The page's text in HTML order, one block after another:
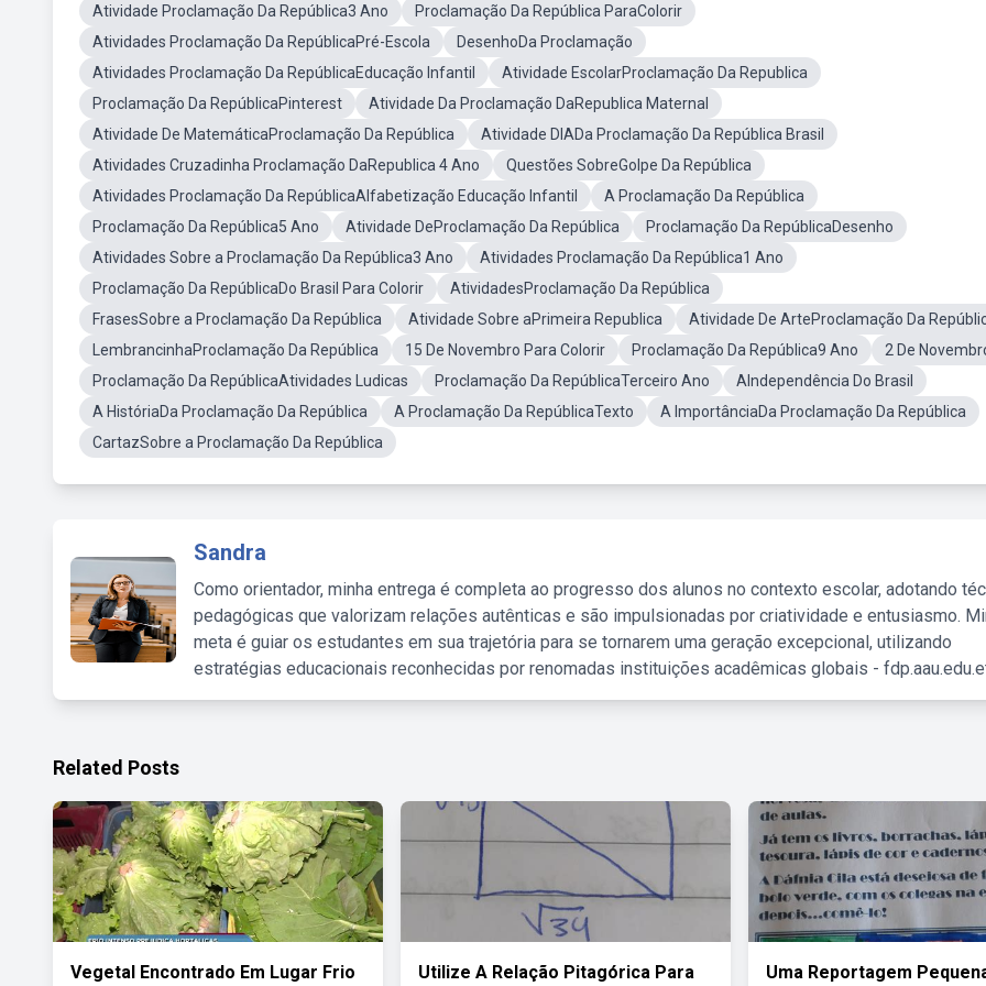
Atividade Proclamação Da República3 Ano
Proclamação Da República ParaColorir
Atividades Proclamação Da RepúblicaPré-Escola
DesenhoDa Proclamação
Atividades Proclamação Da RepúblicaEducação Infantil
Atividade EscolarProclamação Da Republica
Proclamação Da RepúblicaPinterest
Atividade Da Proclamação DaRepublica Maternal
Atividade De MatemáticaProclamação Da República
Atividade DIADa Proclamação Da República Brasil
Atividades Cruzadinha Proclamação DaRepublica 4 Ano
Questões SobreGolpe Da República
Atividades Proclamação Da RepúblicaAlfabetização Educação Infantil
A Proclamação Da República
Proclamação Da República5 Ano
Atividade DeProclamação Da República
Proclamação Da RepúblicaDesenho
Atividades Sobre a Proclamação Da República3 Ano
Atividades Proclamação Da República1 Ano
Proclamação Da RepúblicaDo Brasil Para Colorir
AtividadesProclamação Da República
FrasesSobre a Proclamação Da República
Atividade Sobre aPrimeira Republica
Atividade De ArteProclamação Da
LembrancinhaProclamação Da República
15 De Novembro Para Colorir Proclamação Da República9 Ano
2 De
Proclamação Da RepúblicaAtividades Ludicas
Proclamação Da RepúblicaTerceiro Ano
AIndependência Do Brasil
A HistóriaDa Proclamação Da República
A Proclamação Da RepúblicaTexto
A ImportânciaDa Proclamação Da República
CartazSobre a Proclamação Da República
Sandra
Como orientador, minha entrega é completa ao progresso dos alunos no contexto escolar, adotando
pedagógicas que valorizam relações autênticas e são impulsionadas por criatividade e entusiasmo.
meta é guiar os estudantes em sua trajetória para se tornarem uma geração excepcional, utilizando
estratégias educacionais reconhecidas por renomadas instituições acadêmicas globais -
Related Posts
Vegetal Encontrado Em Lugar Frio Utilize A Relação Pitagórica Para Uma Reportagem